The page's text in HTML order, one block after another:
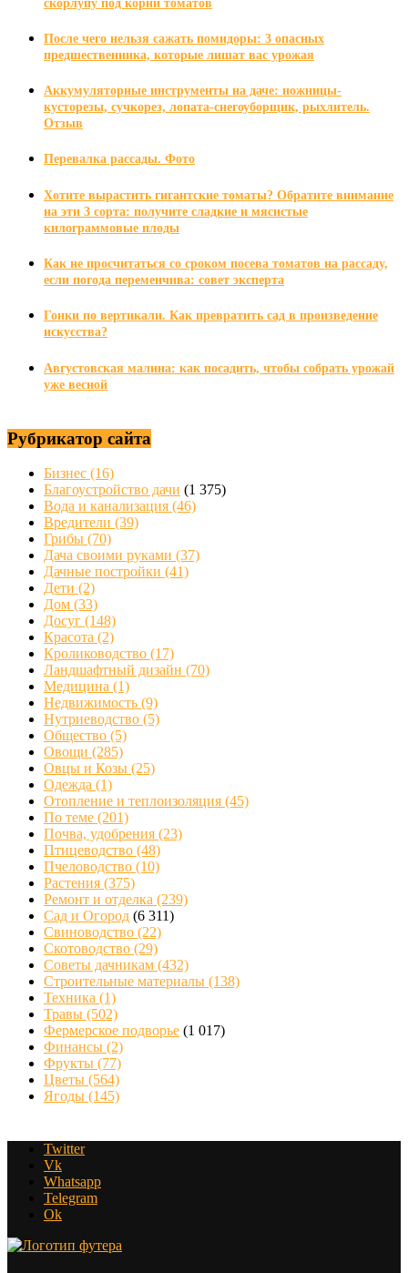
скорлупу под корни томатов
После чего нельзя сажать помидоры: 3 опасных
предшественника, которые лишат вас урожая
Аккумуляторные инструменты на даче: ножницы-
кусторезы, сучкорез, лопата-снегоуборщик, рыхлитель.
Отзыв
Перевалка рассады. Фото
Хотите вырастить гигантские томаты? Обратите внимание
на эти 3 сорта: получите сладкие и мясистые
килограммовые плоды
Как не просчитаться со сроком посева томатов на рассаду,
если погода переменчива: совет эксперта
Гонки по вертикали. Как превратить сад в произведение
искусства?
Августовская малина: как посадить, чтобы собрать урожай
уже весной
Рубрикатор сайта
Бизнес (16)
Благоустройство дачи (1 375)
Вода и канализация (46)
Вредители (39)
Грибы (70)
Дача своими руками (37)
Дачные постройки (41)
Дети (2)
Дом (33)
Досуг (148)
Красота (2)
Кролиководство (17)
Ландшафтный дизайн (70)
Медицина (1)
Недвижимость (9)
Нутриеводство (5)
Общество (5)
Овощи (285)
Овцы и Козы (25)
Одежда (1)
Отопление и теплоизоляция (45)
По теме (201)
Почва, удобрения (23)
Птицеводство (48)
Пчеловодство (10)
Растения (375)
Ремонт и отделка (239)
Сад и Огород (6 311)
Свиноводство (22)
Скотоводство (29)
Советы дачникам (432)
Строительные материалы (138)
Техника (1)
Травы (502)
Фермерское подворье (1 017)
Финансы (2)
Фрукты (77)
Цветы (564)
Ягоды (145)
Twitter
Vk
Whatsapp
Telegram
Ok